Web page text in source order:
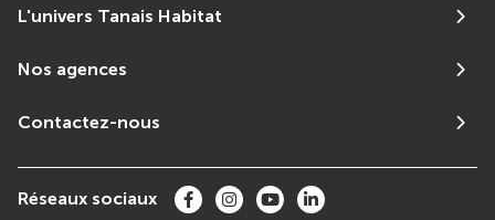
L'univers Tanais Habitat
Nos agences
Contactez-nous
Réseaux sociaux